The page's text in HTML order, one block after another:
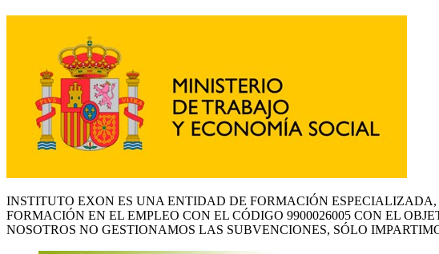
INSTITUTO EXON ES UNA ENTIDAD DE FORMACIÓN
FORMACIÓN EN EL EMPLEO CON EL CÓDIGO 9900026005 CON EL
NOSOTROS NO GESTIONAMOS LAS SUBVENCIONES, SÓLO